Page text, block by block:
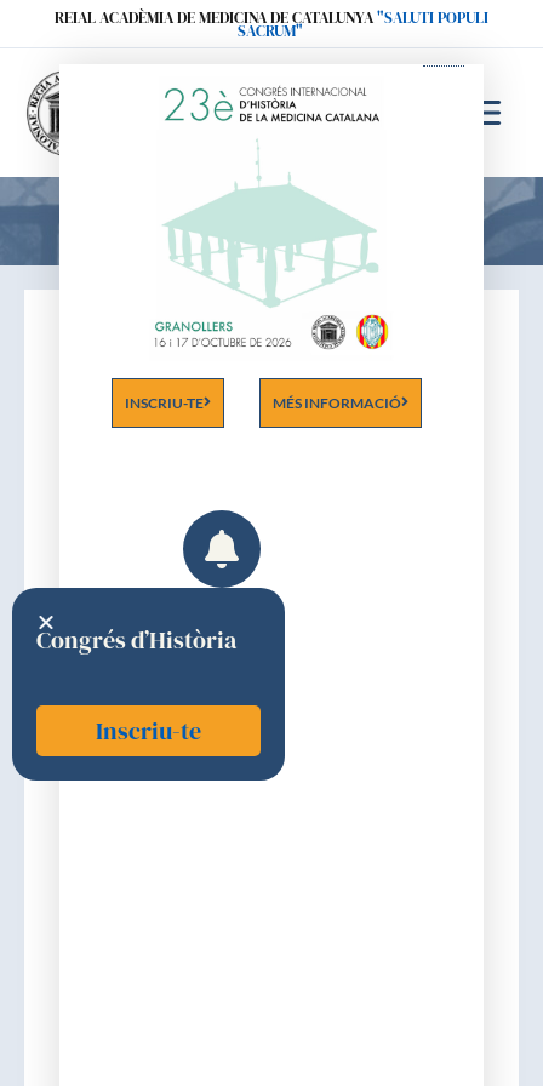
REIAL ACADÈMIA DE MEDICINA DE CATALUNYA"SALUTI POPULI
SACRUM"
Acadèmics
Congrés d’Història
Inscriu-te
INSCRIU-TE MÉS INFORMACIÓ